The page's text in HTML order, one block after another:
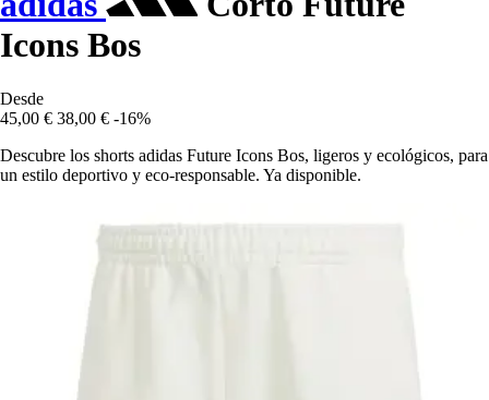
Icons Bos
Desde
45,00 € 38,00 € -16%
Descubre los shorts adidas Future Icons Bos, ligeros y ecológicos, para
un estilo deportivo y eco-responsable. Ya disponible.